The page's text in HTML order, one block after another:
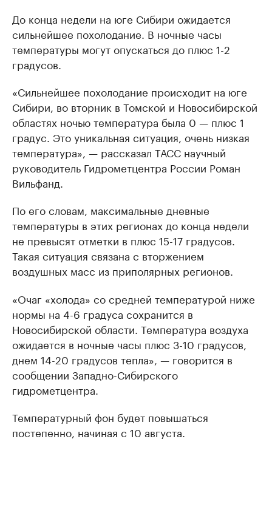
До конца недели на юге Сибири ожидается
сильнейшее похолодание. В ночные часы
температуры могут опускаться до плюс 1-2
градусов.
«Сильнейшее похолодание происходит на юге
Сибири, во вторник в Томской и Новосибирской
областях ночью температура была 0 — плюс 1
градус. Это уникальная ситуация, очень низкая
температура», — рассказал ТАСС научный
руководитель Гидрометцентра России Роман
Вильфанд.
По его словам, максимальные дневные
температуры в этих регионах до конца недели
не превысят отметки в плюс 15-17 градусов.
Такая ситуация связана с вторжением
воздушных масс из приполярных регионов.
«Очаг «холода» со средней температурой ниже
нормы на 4-6 градуса сохранится в
Новосибирской области. Температура воздуха
ожидается в ночные часы плюс 3-10 градусов,
днем 14-20 градусов тепла», — говорится в
сообщении Западно-Сибирского
гидрометцентра.
Температурный фон будет повышаться
постепенно, начиная с 10 августа.